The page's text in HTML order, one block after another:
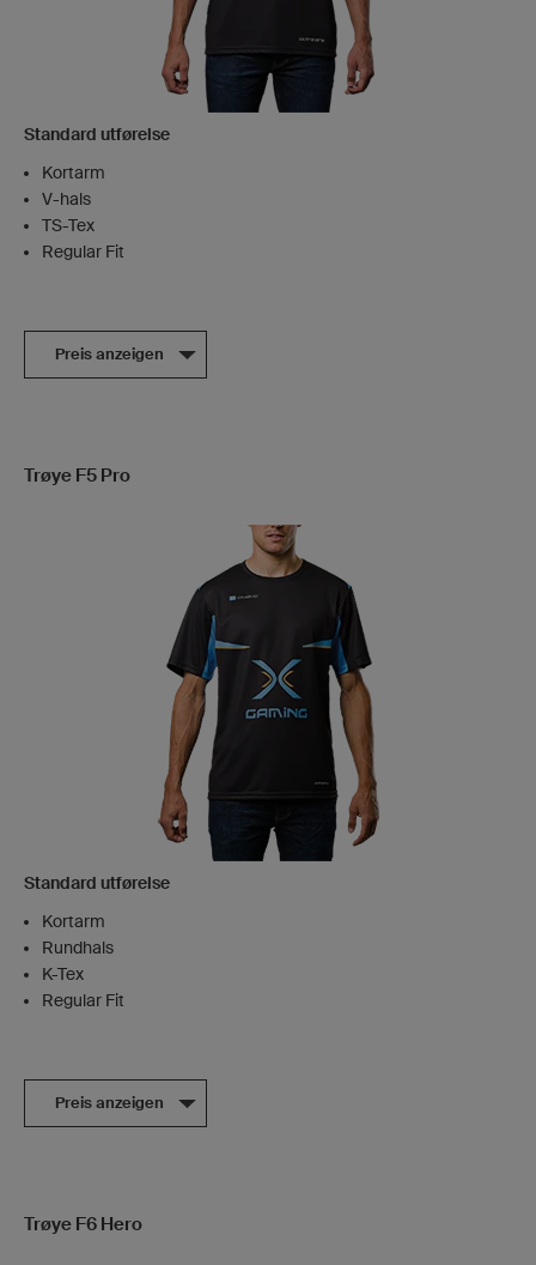
Standard utførelse
Kortarm
V-hals
TS-Tex
Regular Fit
Preis anzeigen
Trøye F5 Pro
Standard utførelse
Kortarm
Rundhals
K-Tex
Regular Fit
Preis anzeigen
Trøye F6 Hero